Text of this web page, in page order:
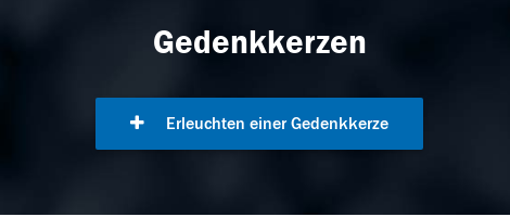
Gedenkkerzen
Erleuchten einer Gedenkkerze